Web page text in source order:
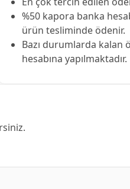
%50 kapora banka
ürün tesliminde ödenir.
Bazı durumlarda kalan
hesabına yapılmaktadır.